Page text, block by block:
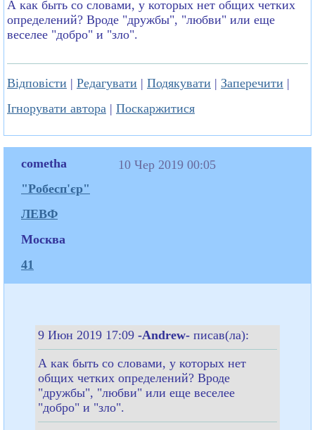
А как быть со словами, у которых нет общих четких
определений? Вроде "дружбы", "любви" или еще
веселее "добро" и "зло".
Відповісти | Редагувати | Подякувати | Заперечити |
Ігнорувати автора | Поскаржитися
cometha
"Робесп'єр"
ЛЕВФ
Москва
41
10 Чер 2019 00:05
9 Июн 2019 17:09 -Andrew- писав(ла):
А как быть со словами, у которых нет
общих четких определений? Вроде
"дружбы", "любви" или еще веселее
"добро" и "зло".